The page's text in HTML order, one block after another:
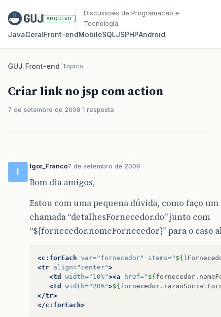
ARQUIVO
Discussoes de Programacao e
Tecnologia
JavaGeralFront‑endMobileSQLJSPHPAndroid
GUJ/Front-end/Topico
Criar link no jsp com action
7 de setembro de 2008 1 resposta
I
Igor_Franco7 de setembro de 2008
Bom dia amigos,
Estou com uma pequena dúvida, como faço
chamada “detalhesFornecedor.do” junto com
“${fornecedor.nomeFornecedor}” para o caso
<c:forEach var="fornecedor" items=" ${
<tr align="center">
<td
width="10%"><a href=" ${ fornecedor .
<td
width="20%">${ fornecedor .
</tr>
</c:forEach>